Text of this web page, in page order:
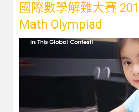
國際數學解難大賽
Math Olympiad